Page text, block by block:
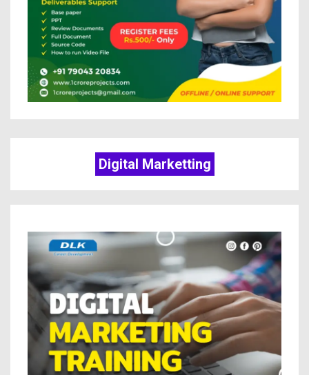
Digital Marketting